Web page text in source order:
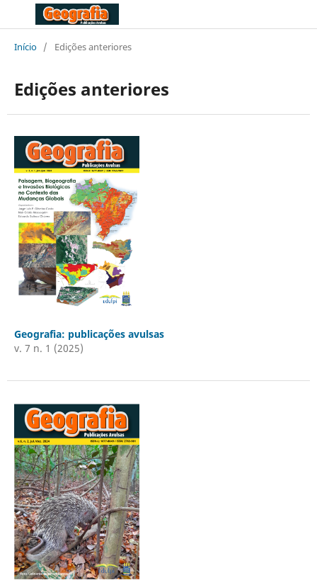
Início / Edições anteriores
Edições anteriores
Geografia: publicações avulsas
v. 7 n. 1 (2025)